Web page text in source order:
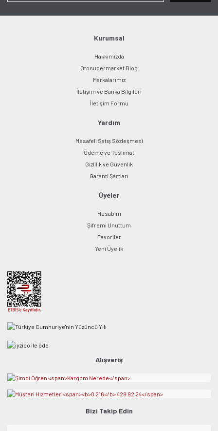
Bu ürüne benzer farklı alternatifler olmalı.
Gönder
Kurumsal
Hakkımızda
Otosupermarket Blog
Markalarımız
İletişim ve Banka Bilgileri
İletişim Formu
Yardım
Mesafeli Satış Sözleşmesi
Ödeme ve Teslimat
Gizlilik ve Güvenlik
Garanti Şartları
Üyeler
Hesabım
Şifremi Unuttum
Favoriler
Yeni Üyelik
Alışveriş
Bizi Takip Edin